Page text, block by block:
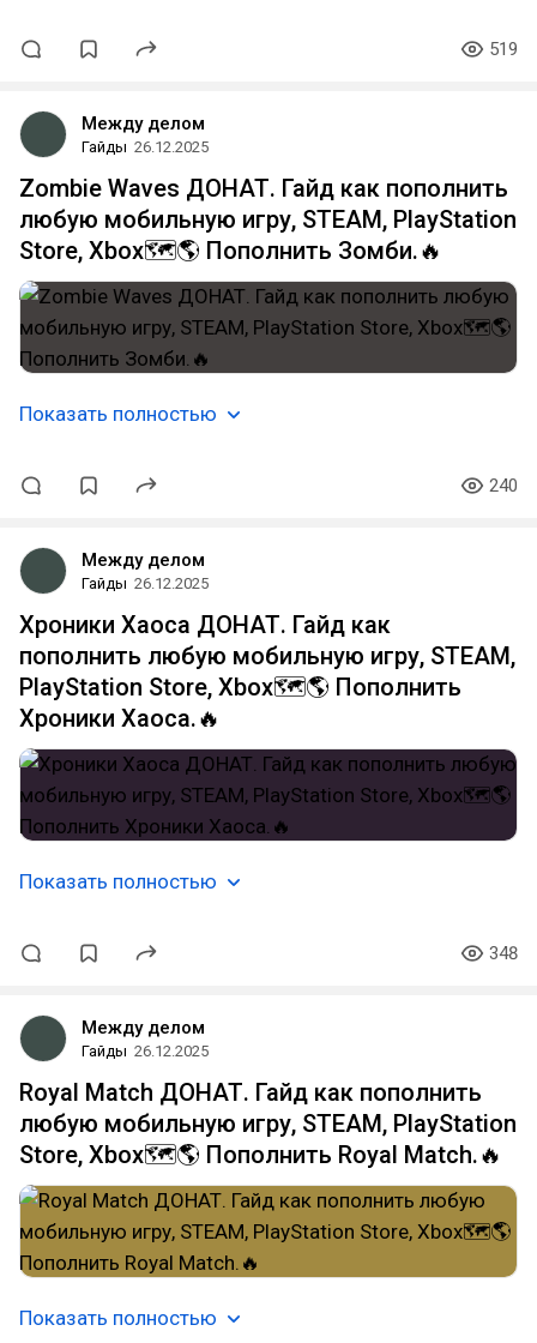
519
Между делом
Гайды 26.12.2025
Zombie Waves ДОНАТ. Гайд как пополнить
любую мобильную игру, STEAM, PlayStation
Store, Xbox🗺️🌎 Пополнить Зомби.🔥
Показать полностью
240
Между делом
Гайды 26.12.2025
Хроники Хаоса ДОНАТ. Гайд как
пополнить любую мобильную игру, STEAM,
PlayStation Store, Xbox🗺️🌎 Пополнить
Хроники Хаоса.🔥
Показать полностью
348
Между делом
Гайды 26.12.2025
Royal Match ДОНАТ. Гайд как пополнить
любую мобильную игру, STEAM, PlayStation
Store, Xbox🗺️🌎 Пополнить Royal Match.🔥
Показать полностью